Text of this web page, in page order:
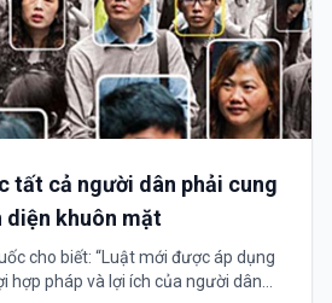
tất cả người dân phải cung
diện khuôn mặt
cho biết: “Luật mới được áp dụng
hợp pháp và lợi ích của người dân